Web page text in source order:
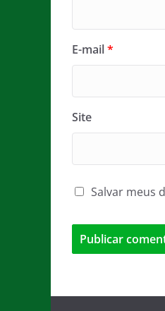
E-mail*
Site
Salvar meus